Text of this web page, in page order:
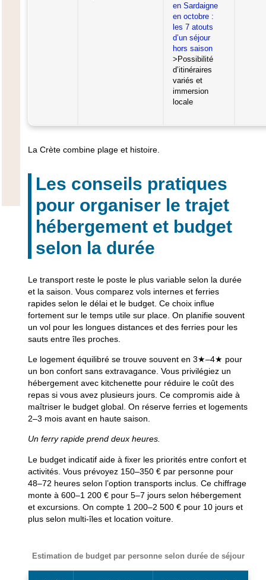
en Sardaigne
en octobre :
les 7 atouts
d’un séjour
hors saison
>Possibilité
d’itinéraires
variés et
immersion
locale
La Crète combine plage et histoire.
Les conseils pratiques
pour organiser le trajet
hébergement et budget
selon la durée
Le transport reste le poste le plus variable selon la durée
et la saison. Vous comparez vols internes et ferries
rapides selon le délai et le budget. Ce choix influe
fortement sur le temps utile sur place. On planifie souvent
un vol pour les longues distances et des ferries pour les
sauts entre îles proches.
Le logement équilibré se trouve souvent en 3★–4★ pour
un bon confort sans extravagance. Vous privilégiez un
hébergement avec kitchenette pour réduire le coût des
repas si vous avez plusieurs jours. Ce compromis aide à
maîtriser le budget global. On réserve ferries et logements
2–3 mois avant en haute saison.
Un ferry rapide prend deux heures.
Le budget indicatif aide à fixer les priorités entre confort et
activités. Vous prévoyez 150–350 € par personne pour
48–72 heures selon l’option transports inclus. Ce chiffrage
monte à 600–1 200 € pour 5–7 jours selon hébergement
et excursions. On compte 1 200–2 500 € pour 10 jours et
plus selon multi-îles et location voiture.
Estimation de budget par personne selon durée de séjour